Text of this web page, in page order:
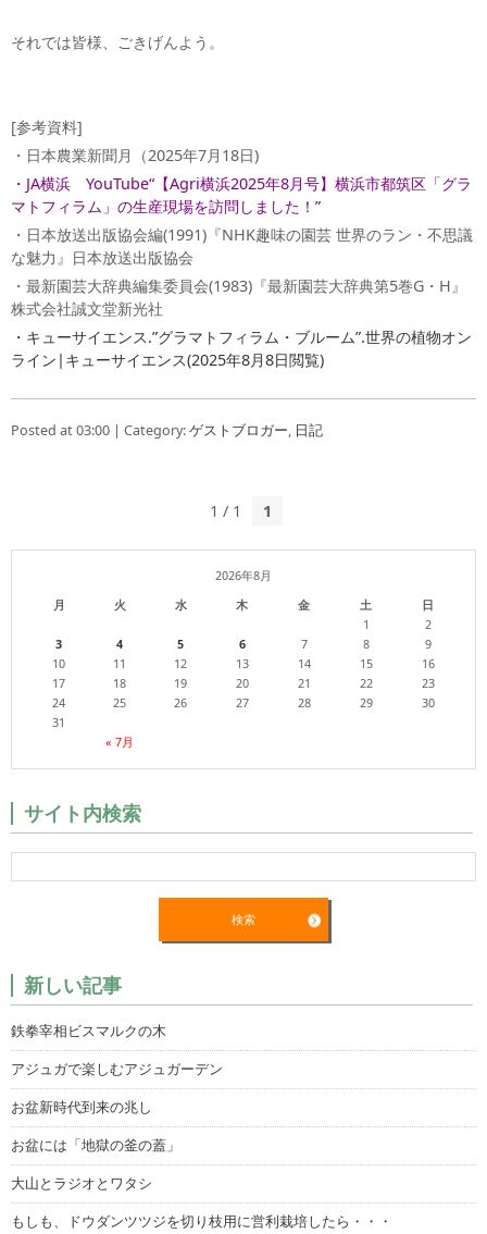
それでは皆様、ごきげんよう。
[参考資料]
・日本農業新聞月（2025年7月18日)
・JA横浜 YouTube“【Agri横浜2025年8月号】横浜市都筑区「グラ
マトフィラム」の生産現場を訪問しました！”
・日本放送出版協会編(1991)『NHK趣味の園芸 世界のラン・不思議
な魅力』日本放送出版協会
・最新園芸大辞典編集委員会(1983)『最新園芸大辞典第5巻G・H』
株式会社誠文堂新光社
・キューサイエンス.”グラマトフィラム・ブルーム”.世界の植物オン
ライン|キューサイエンス(2025年8月8日閲覧)
Posted at 03:00 | Category:ゲストブロガー, 日記
1 / 1 1
2026年8月
月
火 水 木 金 土 日
« 7月
1
2
3
4 5 6 7 8
9
10
11 12 13 14 15
16
17
18 19 20 21 22
23
24
25 26 27 28 29
30
31
サイト内検索
新しい記事
鉄拳宰相ビスマルクの木
アジュガで楽しむアジュガーデン
お盆新時代到来の兆し
お盆には「地獄の釜の蓋」
大山とラジオとワタシ
もしも、ドウダンツツジを切り枝用に営利栽培したら・・・